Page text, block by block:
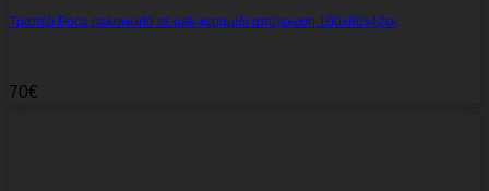
Τραπέζι Bοca pakoworld σε oak-κεραμιδί απόχρωση 100x60x42εκ
70€